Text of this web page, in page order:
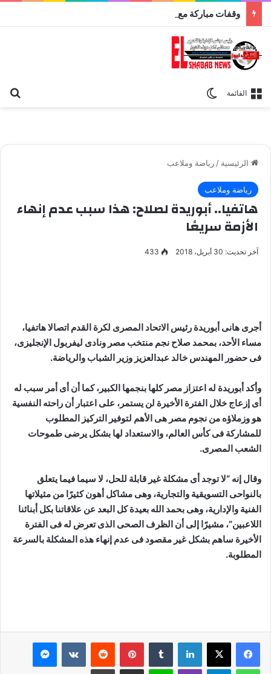
القائمة
الرئيسية / رياضة وملاعب
رياضة وملاعب
هاتفيا.. أبوريدة لصلاح: هذا سبب عدم إنهاء
الأزمة سريعًا
آخر تحديث: 30 أبريل، 2018 433
أجرى هانى أبوريدة رئيس الاتحاد المصرى لكرة القدم اتصالا هاتفيا،
مساء الأحد، بمحمد صلاح نجم منتخب مصر ونادى ليفربول الإنجليزى،
فى حضور المهندس خالد عبدالعزيز وزير الشباب والرياضة.
وأكد أبوريدة له اعتزاز مصر كلها بنجمها الكبير، كما أن أى أمر سبب له
أى إزعاج خلال الفترة الأخيرة لن يستمر، على اعتبار أن راحته النفسية
هو وزملاؤه من نجوم مصر هى الأهم لتوفير التركيز المطلوب
للمشاركة فى كأس العالم، والاستعداد لها بشكل يرضى طموحات
الشعب المصرى.
وقال إنه “لا توجد أى مشكلة غير قابلة للحل، لا سيما فيما يتعلق
بالنواحى التسويقية والتجارية، وهى مشاكل أهون كثيرًا من مثيلاتها
الفنية والإدارية، وهى بحمد الله بعيدة كل البعد عن علاقاتنا بكل أبنائنا
اللاعبين”، مشيرًا إلى أن الظرف الصحى الذى تعرض له فى الفترة
الأخيرة ساهم بشكل غير مقصود فى عدم إنهاء هذه المشكلة بالسرعة
المطلوبة.
لينكدإن بينتيريست ماسنجر
واتساب تيلقرام ڤايبر لاين مشاركة عبر البريد طباعة